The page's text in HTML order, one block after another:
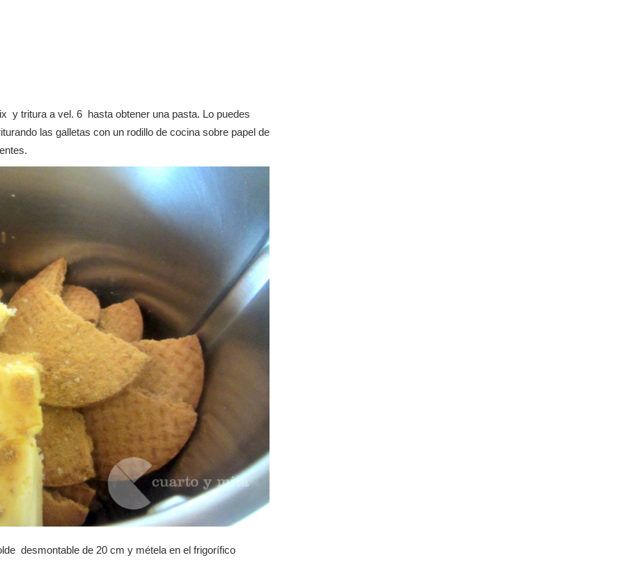
y tritura a vel. 6 hasta obtener una pasta. Lo puedes
las galletas con un rodillo de cocina sobre papel de
desmontable de 20 cm y métela en el frigorífico